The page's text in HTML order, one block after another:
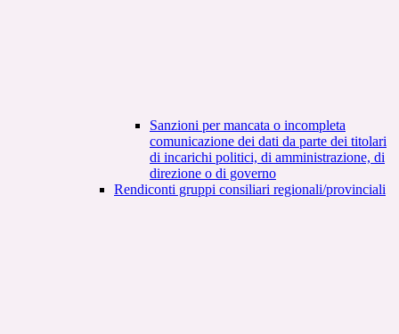
Sanzioni per mancata o incompleta
comunicazione dei dati da parte dei titolari
di incarichi politici, di amministrazione, di
direzione o di governo
Rendiconti gruppi consiliari regionali/provinciali